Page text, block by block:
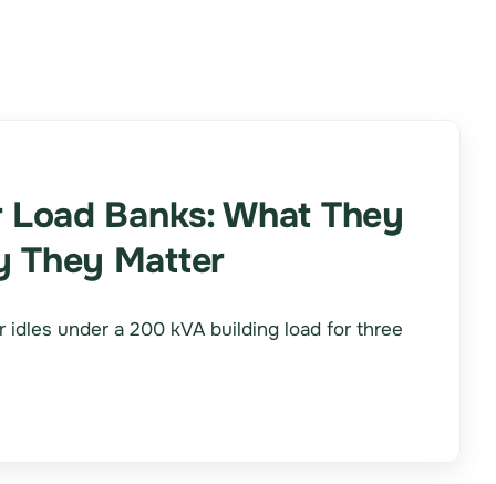
Banks: What They
They Matter
idles under a 200 kVA building load for three